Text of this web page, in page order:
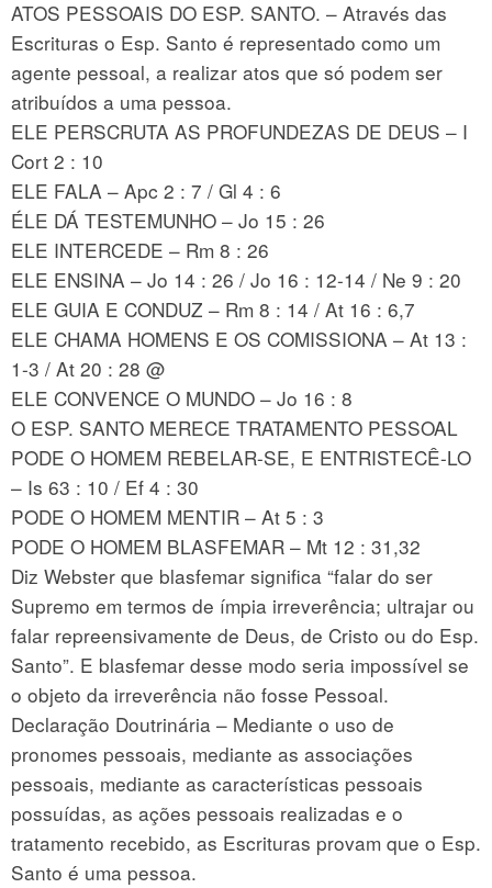
ATOS PESSOAIS DO ESP. SANTO. – Através das
Escrituras o Esp. Santo é representado como um
agente pessoal, a realizar atos que só podem ser
atribuídos a uma pessoa.
ELE PERSCRUTA AS PROFUNDEZAS DE DEUS – I
Cort 2 : 10
ELE FALA – Apc 2 : 7 / Gl 4 : 6
ÉLE DÁ TESTEMUNHO – Jo 15 : 26
ELE INTERCEDE – Rm 8 : 26
ELE ENSINA – Jo 14 : 26 / Jo 16 : 12-14 / Ne 9 : 20
ELE GUIA E CONDUZ – Rm 8 : 14 / At 16 : 6,7
ELE CHAMA HOMENS E OS COMISSIONA – At 13 :
1-3 / At 20 : 28 @
ELE CONVENCE O MUNDO – Jo 16 : 8
O ESP. SANTO MERECE TRATAMENTO PESSOAL
PODE O HOMEM REBELAR-SE, E ENTRISTECÊ-LO
– Is 63 : 10 / Ef 4 : 30
PODE O HOMEM MENTIR – At 5 : 3
PODE O HOMEM BLASFEMAR – Mt 12 : 31,32
Diz Webster que blasfemar significa “falar do ser
Supremo em termos de ímpia irreverência; ultrajar ou
falar repreensivamente de Deus, de Cristo ou do Esp.
Santo”. E blasfemar desse modo seria impossível se
o objeto da irreverência não fosse Pessoal.
Declaração Doutrinária – Mediante o uso de
pronomes pessoais, mediante as associações
pessoais, mediante as características pessoais
possuídas, as ações pessoais realizadas e o
tratamento recebido, as Escrituras provam que o Esp.
Santo é uma pessoa.